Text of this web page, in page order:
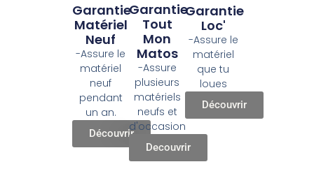
Garantie
Matériel
Neuf
-Assure le
matériel
neuf
pendant
un an.
Découvrir
Garantie
Tout
Mon
Matos
-Assure
plusieurs
matériels
neufs et
d'occasion
Decouvrir
Garantie
Loc'
-Assure le
matériel
que tu
loues
Découvrir